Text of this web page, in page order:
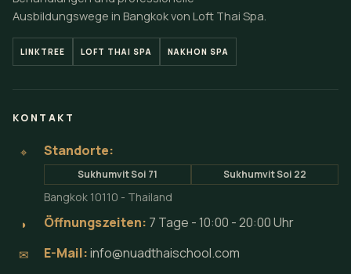
Ausbildungswege in Bangkok von Loft Thai Spa.
LINKTREE LOFT THAI SPA NAKHON SPA
KONTAKT
⌖ Standorte:
Sukhumvit Soi 71 Sukhumvit Soi 22
Bangkok 10110 - Thailand
◗ Öffnungszeiten: 7 Tage - 10:00 - 20:00 Uhr
✉ E-Mail:info@nuadthaischool.com